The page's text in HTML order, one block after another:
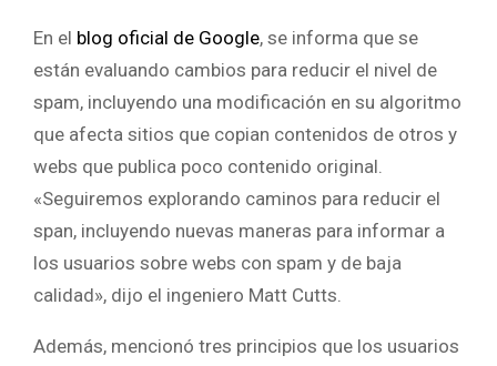
En el blog oficial de Google, se informa que se
están evaluando cambios para reducir el nivel de
spam, incluyendo una modificación en su algoritmo
que afecta sitios que copian contenidos de otros y
webs que publica poco contenido original.
«Seguiremos explorando caminos para reducir el
span, incluyendo nuevas maneras para informar a
los usuarios sobre webs con spam y de baja
calidad», dijo el ingeniero Matt Cutts.
Además, mencionó tres principios que los usuarios